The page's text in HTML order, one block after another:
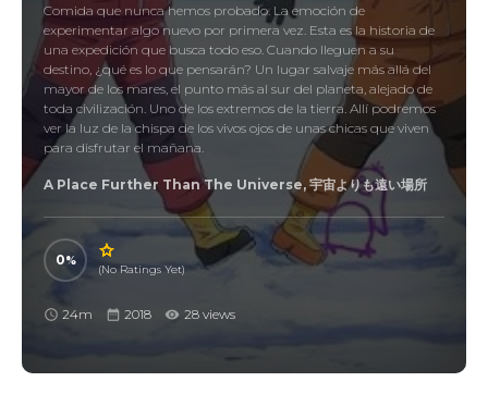
Comida que nunca hemos probado. La emoción de
experimentar algo nuevo por primera vez. Esta es la historia de
una expedición que busca todo eso. Cuando lleguen a su
destino, ¿qué es lo que pensarán? Un lugar salvaje más allá del
mayor de los mares, el punto más al sur del planeta, alejado de
toda civilización. Uno de los extremos de la tierra. Allí podremos
ver la luz de la chispa de los vivos ojos de unas chicas que viven
para disfrutar el mañana.
A Place Further Than The Universe, 宇宙よりも遠い場所
0
(No Ratings Yet)
24m 2018 28 views